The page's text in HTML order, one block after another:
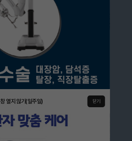
창 열지 않기(일주일)